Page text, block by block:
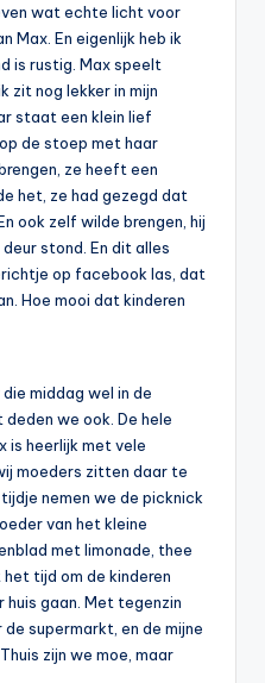
wat echte licht voor
Max. En eigenlijk heb ik
is rustig. Max speelt
zit nog lekker in mijn
staat een klein lief
de stoep met haar
ze heeft een
het, ze had gezegd dat
ook zelf wilde brengen, hij
stond. En dit alles
op facebook las, dat
Hoe mooi dat kinderen
middag wel in de
we ook. De hele
is heerlijk met vele
moeders zitten daar te
nemen we de picknick
van het kleine
met limonade, thee
tijd om de kinderen
gaan. Met tegenzin
supermarkt, en de mijne
zijn we moe, maar